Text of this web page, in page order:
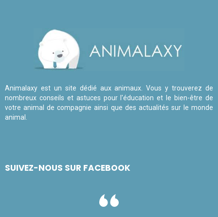
Animalaxy est un site dédié aux animaux. Vous y trouverez de
nombreux conseils et astuces pour l'éducation et le bien-être de
votre animal de compagnie ainsi que des actualités sur le monde
animal.
SUIVEZ-NOUS SUR FACEBOOK